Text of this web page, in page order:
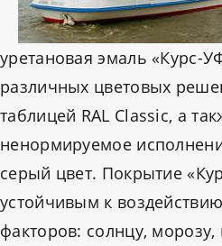
уретановая эмаль «Курс-
различных цветовых
таблицей RAL Classic, а
ненормируемое
серый цвет. Покрытие
устойчивым к
факторов: солнцу, морозу,